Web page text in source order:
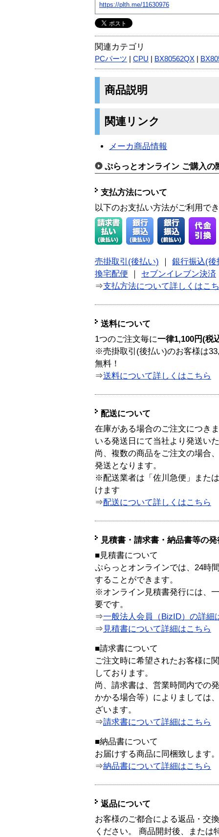
https://plth.me/11630976
関連カテゴリ
PCパーツ CPU BX80562QX
商品説明
関連リンク
メーカ商品情報
ぷらっとオンライン ご購入の
支払方法について
以下のお支払い方法がご利用で
売掛取引(後払い)
銀行振込(後
換宅配便
セブンイレブン決済
⇒支払方法について詳しくはこ
送料について
1つのご注文毎に一律1,100円(税
※売掛取引(後払い)のお客様は
無料！
⇒送料について詳しくはこちら
配送について
在庫がある場合のご注文につき
いる発送日にて当社より発送い
尚、複数の商品をご注文の場合
発送となります。
※配送業者は「佐川急便」また
けます
⇒配送について詳しくはこちら
見積書・請求書・納品書等の
■見積書について
ぷらっとオンラインでは、24時
することができます。
※オンライン見積書発行には、
要です。
⇒一般法人会員（BizID）の詳細
⇒ 見積書について詳細はこちら
■請求書について
ご注文時に希望されたお客様に
しております。
尚、請求書は、営業時間内での
かかる場合等）によりましては
ざいます。
⇒請求書について詳細はこちら
■納品書について
お届けする商品に同梱致します。
⇒納品書について詳細はこちら
返品について
お客様のご都合による返品・交
ください。 商品開封後、または